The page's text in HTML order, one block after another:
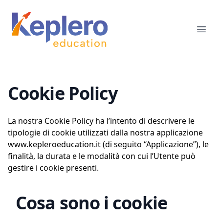
Keplero Education
Cookie Policy
La nostra Cookie Policy ha l’intento di descrivere le
tipologie di cookie utilizzati dalla nostra applicazione
www.kepleroeducation.it (di seguito “Applicazione”), le
finalità, la durata e le modalità con cui l’Utente può
gestire i cookie presenti.
Cosa sono i cookie